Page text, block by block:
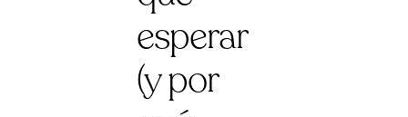
esperar
(y por